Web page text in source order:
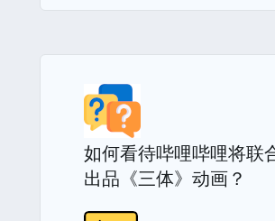
如何看待哔哩哔哩将联
出品《三体》动画？